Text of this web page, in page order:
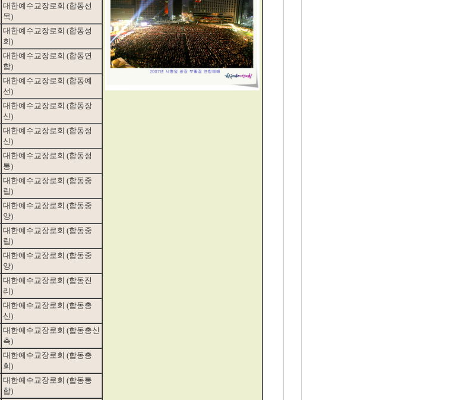
대한예수교장로회 (합동선
목)
대한예수교장로회 (합동성
회)
대한예수교장로회 (합동연
합)
대한예수교장로회 (합동예
선)
대한예수교장로회 (합동장
신)
대한예수교장로회 (합동정
신)
대한예수교장로회 (합동정
통)
대한예수교장로회 (합동중
립)
대한예수교장로회 (합동중
앙)
대한예수교장로회 (합동중
립)
대한예수교장로회 (합동중
앙)
대한예수교장로회 (합동진
리)
대한예수교장로회 (합동총
신)
대한예수교장로회 (합동총신
측)
대한예수교장로회 (합동총
회)
대한예수교장로회 (합동통
합)